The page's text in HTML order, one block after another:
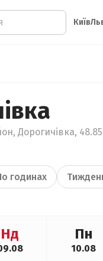
Київ
Дорогичівка,
годинах
Нд Пн
10.08